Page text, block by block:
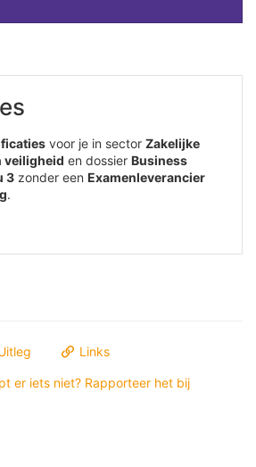
voor je in sector Zakelijke
veiligheid en dossier Business
3 zonder een Examenleverancier
.
Links
er iets niet? Rapporteer het bij